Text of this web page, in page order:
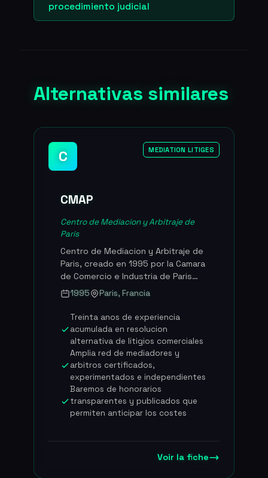
procedimiento judicial
Alternativas similares
C MEDIATION LITIGES
CMAP
Centro de Mediacion y Arbitraje de
Paris
Centro de Mediacion y Arbitraje de
Paris, creado en 1995 por la Camara
de Comercio e Industria de Paris
bajo la forma de asociacion sin
animo de lucro. Reconocido como
el principal centro frances y uno de
los primeros centros europeos de
resolucion amistosa de conflictos
comerciales, el CMAP acumula 30
anos de experiencia en los
metodos alternativos de resolucion
de conflictos. Cumple una doble
mision: administrar los
procedimientos de mediacion,
lado, y formar a los profesionales a
traves de su instituto certificador
1995 Paris, Francia
Treinta anos de experiencia
acumulada en resolucion
alternativa de litigios comerciales
Amplia red de mediadores y
arbitros certificados,
experimentados e independientes
Baremos de honorarios
transparentes y publicados que
permiten anticipar los costes
Voir la fiche